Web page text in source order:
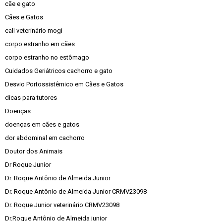
cãe e gato
Cães e Gatos
call veterinário mogi
corpo estranho em cães
corpo estranho no estômago
Cuidados Geriátricos cachorro e gato
Desvio Portossistêmico em Cães e Gatos
dicas para tutores
Doenças
doenças em cães e gatos
dor abdominal em cachorro
Doutor dos Animais
Dr Roque Junior
Dr. Roque Antônio de Almeida Junior
Dr. Roque Antônio de Almeida Junior CRMV23098
Dr. Roque Junior veterinário CRMV23098
Dr.Roque Antônio de Almeida junior